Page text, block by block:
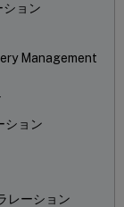
ョン
Management
ョン
レーション